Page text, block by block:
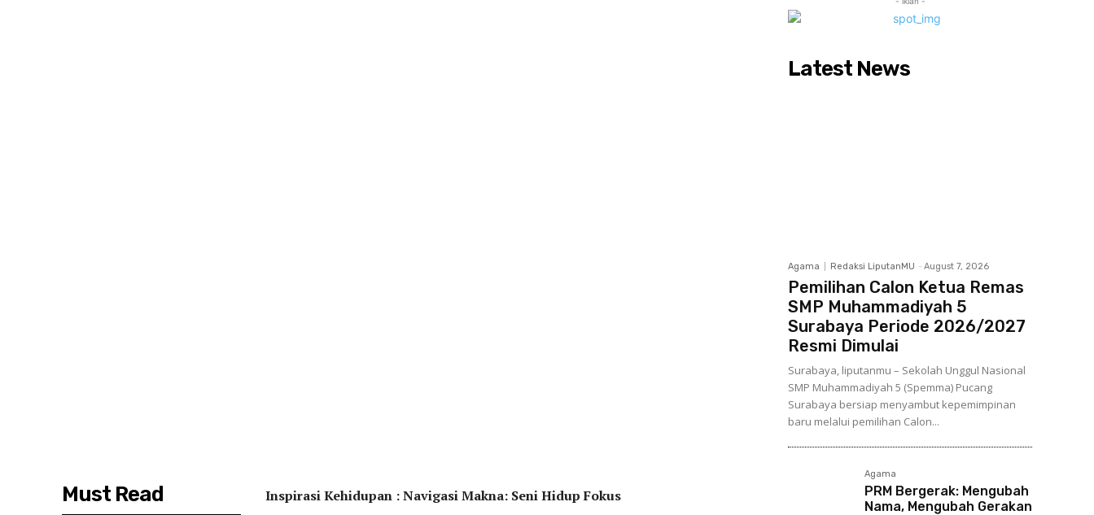
Must Read Inspirasi Kehidupan : Navigasi Makna: Seni Hidup Fokus
Latest News
Agama Redaksi LiputanMU - August 7, 2026
Pemilihan Calon Ketua Remas
SMP Muhammadiyah 5
Surabaya Periode 2026/2027
Resmi Dimulai
Surabaya, liputanmu – Sekolah Unggul Nasional
SMP Muhammadiyah 5 (Spemma) Pucang
Surabaya bersiap menyambut kepemimpinan
baru melalui pemilihan Calon...
Agama
PRM Bergerak: Mengubah
Nama, Mengubah Gerakan